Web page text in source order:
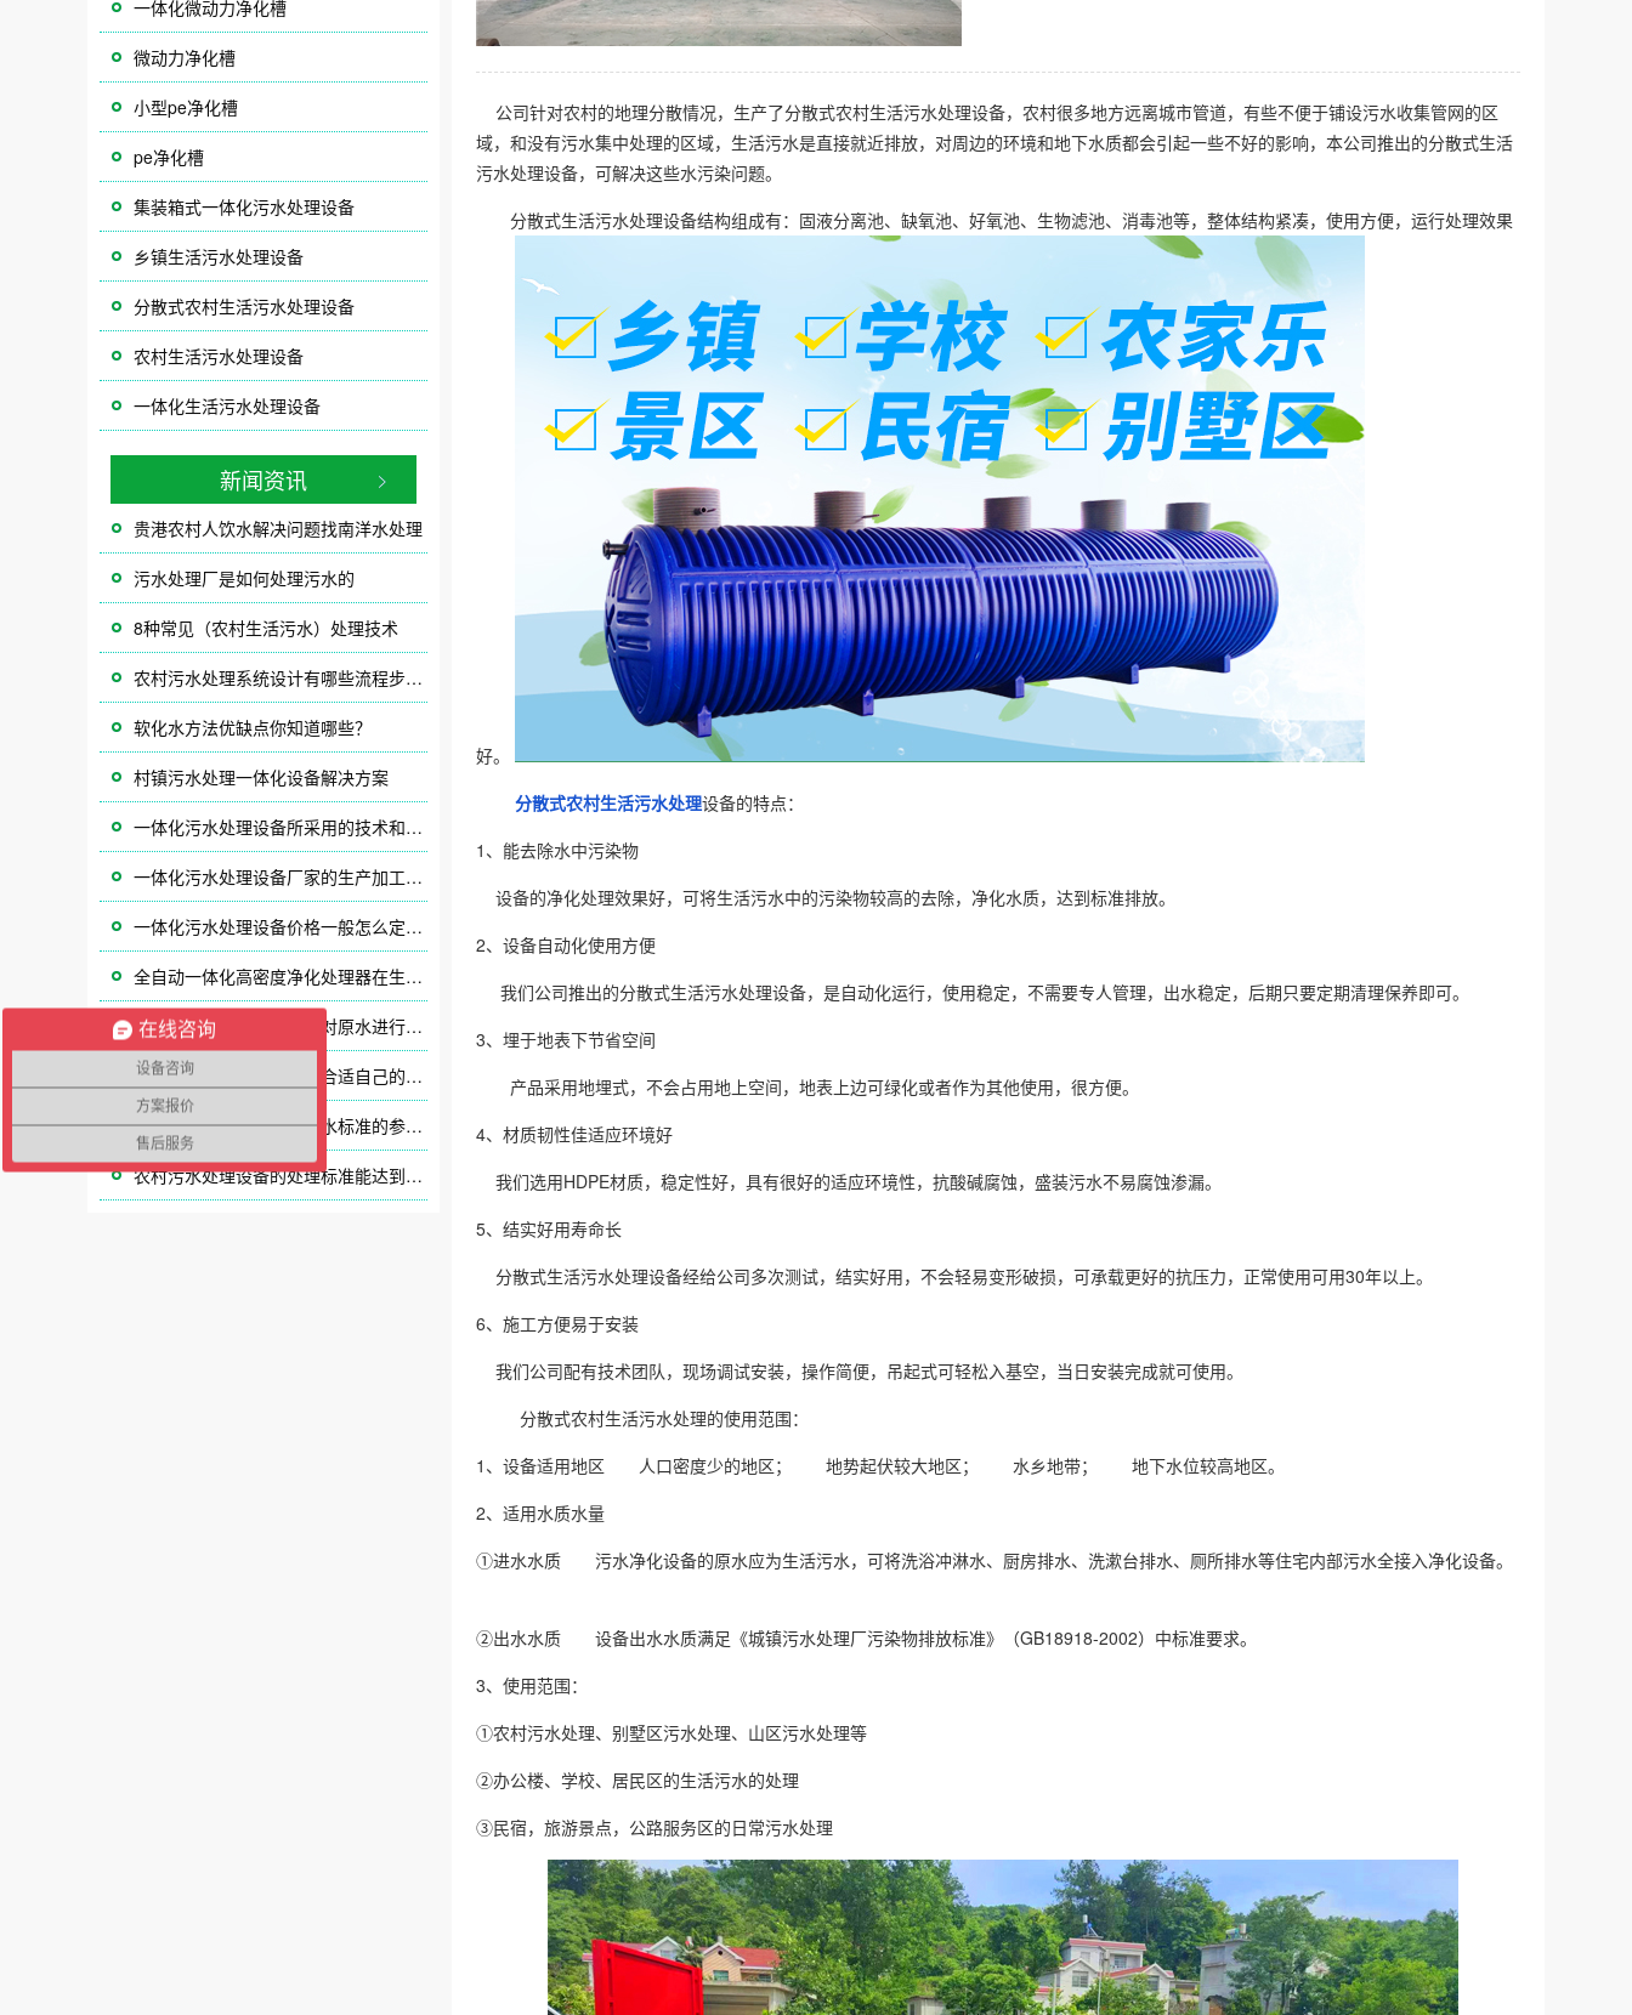
一体化微动力净化槽
微动力净化槽
小型pe净化槽
pe净化槽
集装箱式一体化污水处理设备
乡镇生活污水处理设备
分散式农村生活污水处理设备
农村生活污水处理设备
一体化生活污水处理设备
新闻资讯
贵港农村人饮水解决问题找南洋水处理
污水处理厂是如何处理污水的
8种常见（农村生活污水）处理技术
农村污水处理系统设计有哪些流程步骤？？
软化水方法优缺点你知道哪些？
村镇污水处理一体化设备解决方案
一体化污水处理设备所采用的技术和工艺
一体化污水处理设备厂家的生产加工能力和水平
一体化污水处理设备价格一般怎么定？具体价位有哪些？
全自动一体化高密度净化处理器在生活垃圾中的应用
不锈钢一体化净水器怎么对原水进行处理
一体化净水设备如何挑选合适自己的设备？？？
农村污水处理设备进水出水标准的参照数值处理标准达到一级A标准所需的控制系统
农村污水处理设备的处理标准能达到多少？
公司针对农村的地理分散情况，生产了分散式农村生活污水处理设备，农村很多地方远离城市管道，有些不便于铺设污水收集管网的区
域，和没有污水集中处理的区域，生活污水是直接就近排放，对周边的环境和地下水质都会引起一些不好的影响，本公司推出的分散式生活
污水处理设备，可解决这些水污染问题。
分散式生活污水处理设备结构组成有：固液分离池、缺氧池、好氧池、生物滤池、消毒池等，整体结构紧凑，使用方便，运行处理效果
好。
分散式农村生活污水处理设备的特点：
1、能去除水中污染物
设备的净化处理效果好，可将生活污水中的污染物较高的去除，净化水质，达到标准排放。
2、设备自动化使用方便
我们公司推出的分散式生活污水处理设备，是自动化运行，使用稳定，不需要专人管理，出水稳定，后期只要定期清理保养即可。
3、埋于地表下节省空间
产品采用地埋式，不会占用地上空间，地表上边可绿化或者作为其他使用，很方便。
4、材质韧性佳适应环境好
我们选用HDPE材质，稳定性好，具有很好的适应环境性，抗酸碱腐蚀，盛装污水不易腐蚀渗漏。
5、结实好用寿命长
分散式生活污水处理设备经给公司多次测试，结实好用，不会轻易变形破损，可承载更好的抗压力，正常使用可用30年以上。
6、施工方便易于安装
我们公司配有技术团队，现场调试安装，操作简便，吊起式可轻松入基空，当日安装完成就可使用。
分散式农村生活污水处理的使用范围：
1、设备适用地区 人口密度少的地区； 地势起伏较大地区； 水乡地带； 地下水位较高地区。
2、适用水质水量
①进水水质 污水净化设备的原水应为生活污水，可将洗浴冲淋水、厨房排水、洗漱台排水、厕所排水等住宅内部污水全接入净化设备。
②出水水质 设备出水水质满足《城镇污水处理厂污染物排放标准》（GB18918-2002）中标准要求。
3、使用范围：
①农村污水处理、别墅区污水处理、山区污水处理等
②办公楼、学校、居民区的生活污水的处理
③民宿，旅游景点，公路服务区的日常污水处理
在线咨询
设备咨询
方案报价
售后服务